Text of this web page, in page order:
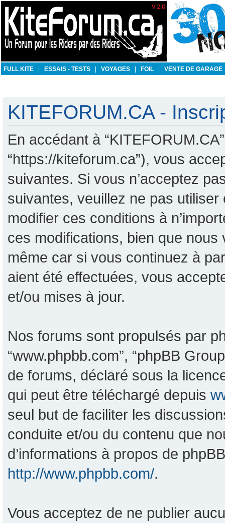
FULL KITE ESSAIS - TESTS VOYAGES FOIL VENTE DE GARAGE
KITEFORUM.CA -
En accédant à
“https://kiteforum.ca”), vous
suivantes. Si vous n’acceptez
suivantes, veuillez ne pas
modifier ces conditions à
ces modifications, bien que
même car si vous continuez à
aient été effectuées, vous
et/ou mises à jour.
Nos forums sont propulsés par
“www.phpbb.com”, “phpBB
de forums, déclaré sous la
qui peut être téléchargé depuis
seul but de faciliter les
conduite et/ou du contenu que
d’informations à propos de
http://www.phpbb.com/.
Vous acceptez de ne publier